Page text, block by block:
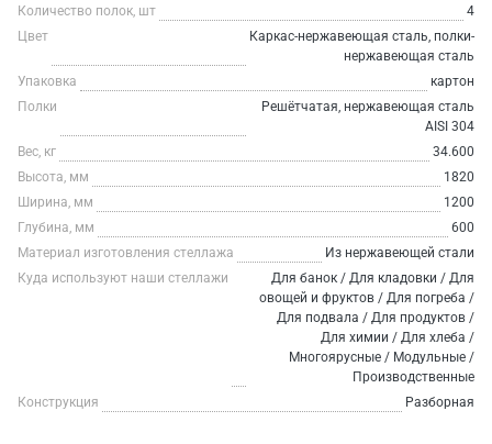
Количество полок, шт
4
Цвет
Каркас-нержавеющая сталь, полки-
нержавеющая сталь
Упаковка
картон
Полки
Решётчатая, нержавеющая сталь
AISI 304
Вес, кг
34.600
Высота, мм
1820
Ширина, мм
1200
Глубина, мм
600
Материал изготовления стеллажа
Из нержавеющей стали
Куда используют наши стеллажи
Для банок / Для кладовки / Для
овощей и фруктов / Для погреба /
Для подвала / Для продуктов /
Для химии / Для хлеба /
Многоярусные / Модульные /
Производственные
Конструкция
Разборная